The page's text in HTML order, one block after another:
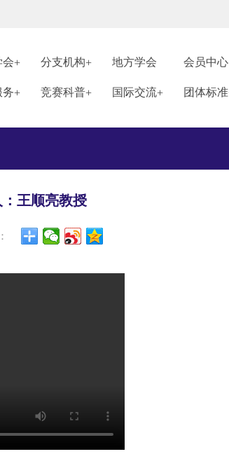
会 分支机构 地方学会 会员中心
务 竞赛科普 国际交流 团体标准
王顺亮教授